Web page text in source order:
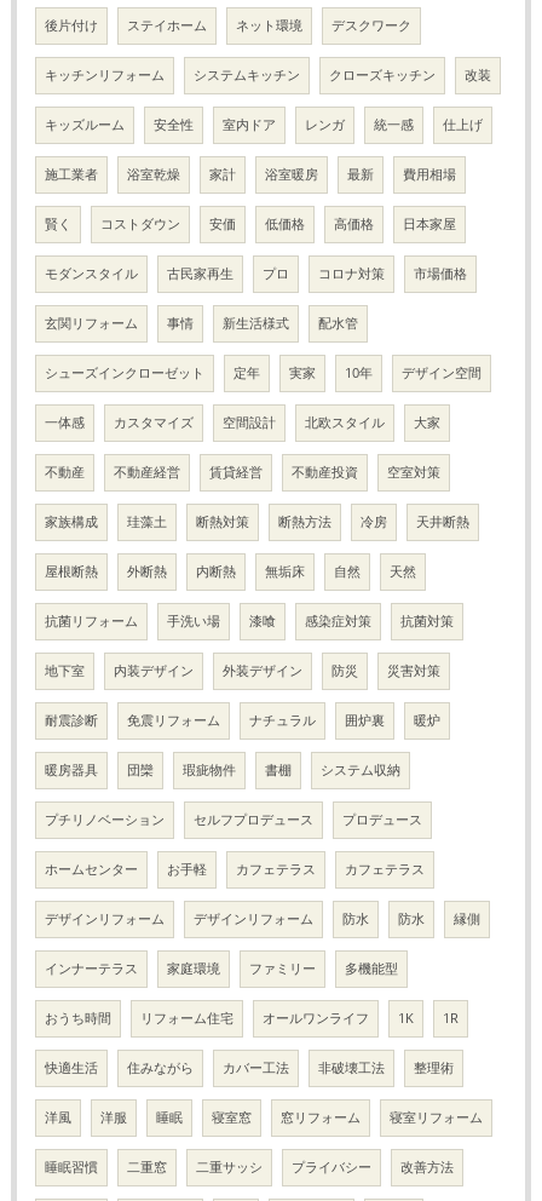
後片付け ステイホーム ネット環境 デスクワーク
キッチンリフォーム システムキッチン クローズキッチン 改装
キッズルーム 安全性 室内ドア レンガ 統一感 仕上げ
施工業者 浴室乾燥 家計 浴室暖房 最新 費用相場
賢く コストダウン 安価 低価格 高価格 日本家屋
モダンスタイル 古民家再生 プロ コロナ対策 市場価格
玄関リフォーム 事情 新生活様式 配水管
シューズインクローゼット 定年 実家 10年 デザイン空間
一体感 カスタマイズ 空間設計 北欧スタイル 大家
不動産 不動産経営 賃貸経営 不動産投資 空室対策
家族構成 珪藻土 断熱対策 断熱方法 冷房 天井断熱
屋根断熱 外断熱 内断熱 無垢床 自然 天然
抗菌リフォーム 手洗い場 漆喰 感染症対策 抗菌対策
地下室 内装デザイン 外装デザイン 防災 災害対策
耐震診断 免震リフォーム ナチュラル 囲炉裏 暖炉
暖房器具 団欒 瑕疵物件 書棚 システム収納
プチリノベーション セルフプロデュース プロデュース
ホームセンター お手軽 カフェテラス カフェテラス
デザインリフォーム デザインリフォーム 防水 防水 縁側
インナーテラス 家庭環境 ファミリー 多機能型
おうち時間 リフォーム住宅 オールワンライフ 1K 1R
快適生活 住みながら カバー工法 非破壊工法 整理術
洋風 洋服 睡眠 寝室窓 窓リフォーム 寝室リフォーム
睡眠習慣 二重窓 二重サッシ プライバシー 改善方法